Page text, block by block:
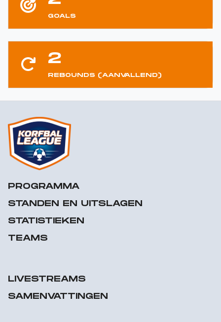
GOALS
2
REBOUNDS (AANVALLEND)
PROGRAMMA
STANDEN EN UITSLAGEN
STATISTIEKEN
TEAMS
LIVESTREAMS
SAMENVATTINGEN